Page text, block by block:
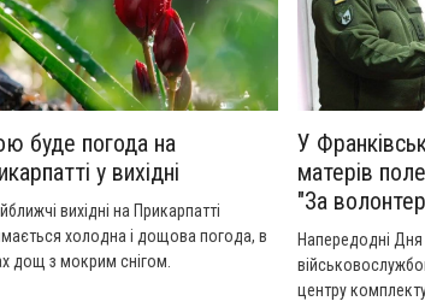
буде погода на
у вихідні
вихідні на Прикарпатті
холодна і дощова погода, в
дощ з мокрим снігом.
У
матерів
"За
Напередодні Дня
центру